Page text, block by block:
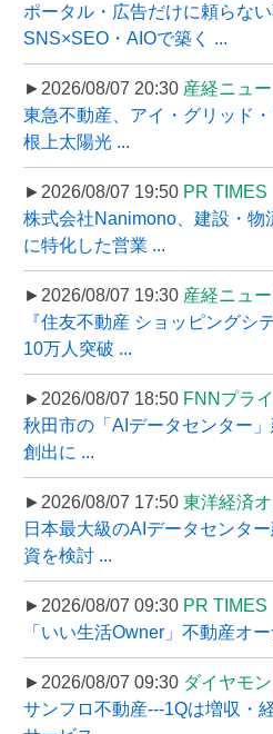
ポータル・広告だけに頼らな
SNS×SEO・AIOで築く ...
►2026/08/07 20:30 産経ニュ
東急不動産、アイ・グリッド
根上太陽光 ...
►2026/08/07 19:50 PR TIMES
株式会社Nanimono、建設・物
に特化した営業 ...
►2026/08/07 19:30 産経ニュ
『住友不動産 ショッピングシ
10万人突破 ...
►2026/08/07 18:50 FNNプラ
秋田市の「AIデータセンター
創出に ...
►2026/08/07 17:50 東洋経済
日本最大級のAIデータセンタ
資を検討 ...
►2026/08/07 09:30 PR TIMES
「いい生活Owner」不動産オ
►2026/08/07 09:30 ダイヤモ
サンフロ不動産---1Qは増収・